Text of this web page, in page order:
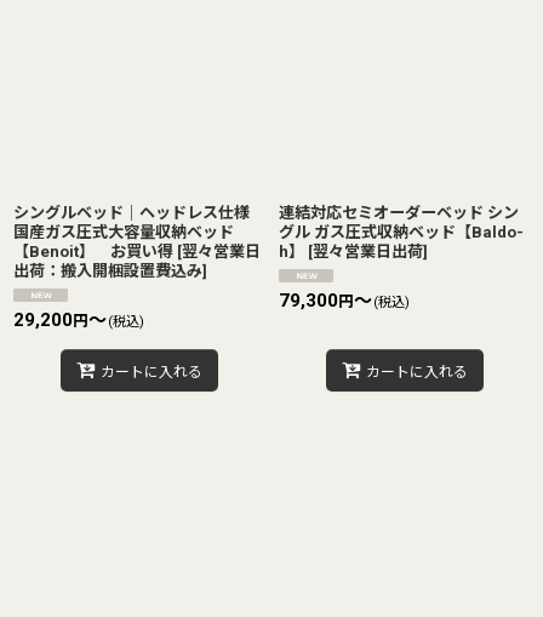
シングルベッド｜ヘッドレス仕様
国産ガス圧式大容量収納ベッド
【Benoit】 お買い得 [翌々営業日
出荷：搬入開梱設置費込み]
29,200円～(税込)
カートに入れる
連結対応セミオーダーベッド シン
グル ガス圧式収納ベッド【Baldo-
h】
[翌々営業日出荷]
79,300円～(税込)
カートに入れる